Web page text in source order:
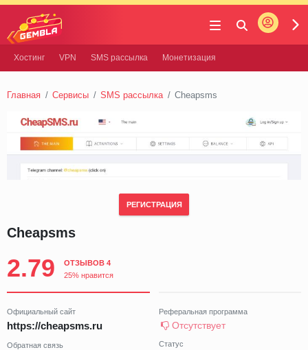
Gembla
Войти
Хостинг VPN SMS рассылка Монетизация
Главная Сервисы SMS рассылка Cheapsms
Cheapsms
2.79
ОТЗЫВОВ 4
25% нравится
Официальный сайт
https://cheapsms.ru
Обратная связь
Реферальная программа
Отсутствует
Статус
РЕГИСТРАЦИЯ